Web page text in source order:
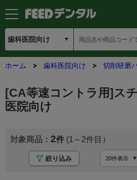
ホーム 歯科医院向け 切削研磨
[CA等速コントラ用]ス
医院向け
2 (1～2
絞り込み